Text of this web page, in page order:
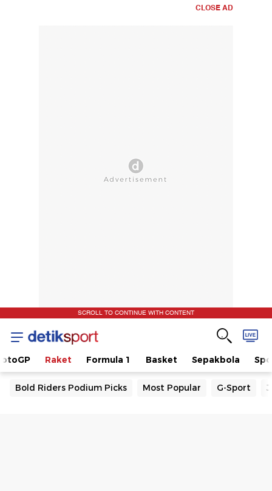
CLOSE AD
SCROLL TO CONTINUE WITH CONTENT
Raket Formula 1 Basket Sepakbola
Bold Riders Podium Picks Most Popular G-Sport